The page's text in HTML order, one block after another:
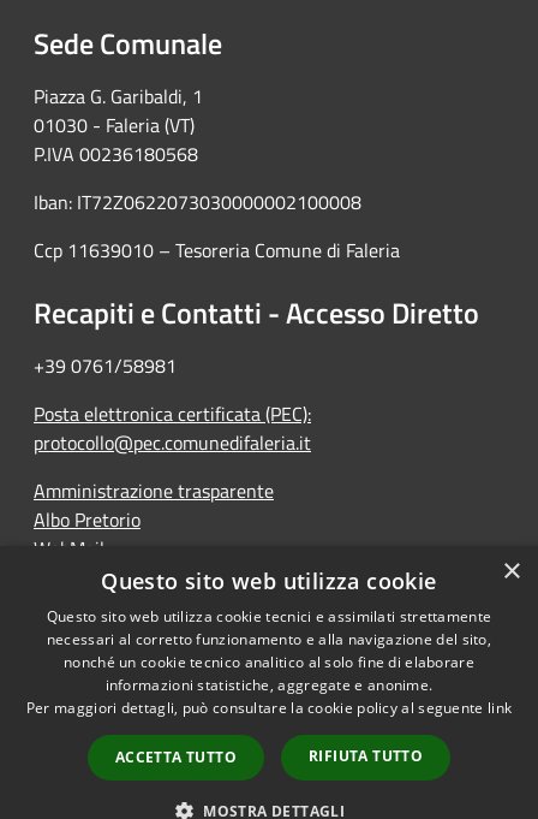
Sede Comunale
Piazza G. Garibaldi, 1
01030 - Faleria (VT)
P.IVA 00236180568
Iban: IT72Z0622073030000002100008
Ccp 11639010 – Tesoreria Comune di Faleria
Recapiti e Contatti - Accesso Diretto
+39 0761/58981
Posta elettronica certificata (PEC):
protocollo@pec.comunedifaleria.it
Amministrazione trasparente
Albo Pretorio
WebMail
Dichiarazione di accessibilità
Accessibilità
Copyright © 2026 • Comune di
Faleria • Powered by
Municipium•
Accesso
redazione
×
Questo sito web utilizza cookie
Questo sito web utilizza cookie tecnici e assimilati strettamente
necessari al corretto funzionamento e alla navigazione del sito,
nonché un cookie tecnico analitico al solo fine di elaborare
informazioni statistiche, aggregate e anonime.
Per maggiori dettagli, può consultare la cookie policy al seguente link
ACCETTA TUTTO RIFIUTA TUTTO
MOSTRA DETTAGLI